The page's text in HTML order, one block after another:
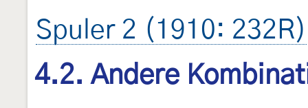
Spuler 2 (1910: 232R)
4.2. Andere